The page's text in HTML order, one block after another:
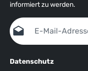
informiert zu werden.
E-Mail-Adresse*
Datenschutz